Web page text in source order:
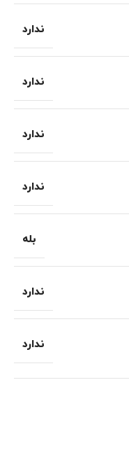
ندارد
ندارد
ندارد
ندارد
بله
ندارد
ندارد